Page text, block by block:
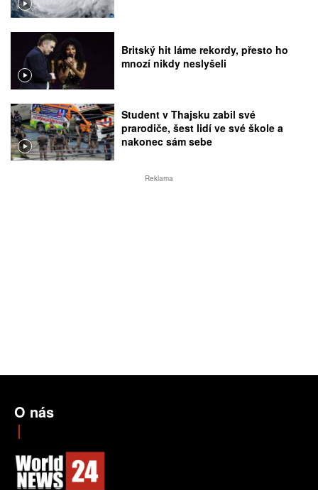
Britský hit láme rekordy, přesto ho
mnozí nikdy neslyšeli
Student v Thajsku zabil své
prarodiče, šest lidí ve své škole a
nakonec sám sebe
Reklama
O nás